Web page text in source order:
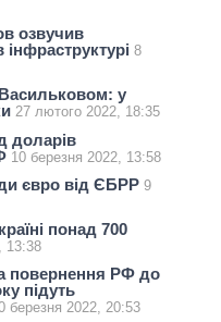
озвучив
інфраструктурі 8
у
27 лютого 2022, 18:35
доларів
10 березня 2022, 13:58
євро від ЄБРР 9
понад 700
13:38
повернення РФ до
підуть
березня 2022, 20:53